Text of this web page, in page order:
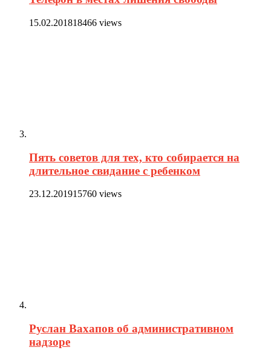
15.02.201818466 views
Пять советов для тех, кто собирается на
длительное свидание с ребенком
23.12.201915760 views
Руслан Вахапов об административном
надзоре